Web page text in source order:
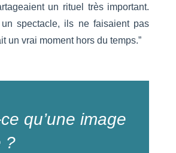
un rituel très important.
spectacle, ils ne faisaient pas
un vrai moment hors du temps.”
qu’une image
?